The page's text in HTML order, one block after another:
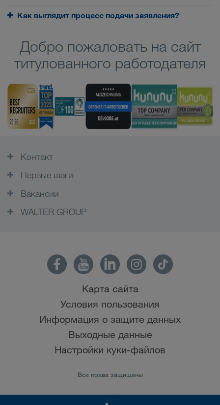
Как выглядит процесс подачи заявления?
Добро пожаловать на сайт
титулованного работодателя
Контакт
Первые шаги
Вакансии
WALTER GROUP
Карта сайта
Условия пользования
Информация о защите данных
Выходные данные
Настройки куки-файлов
Все права защищены